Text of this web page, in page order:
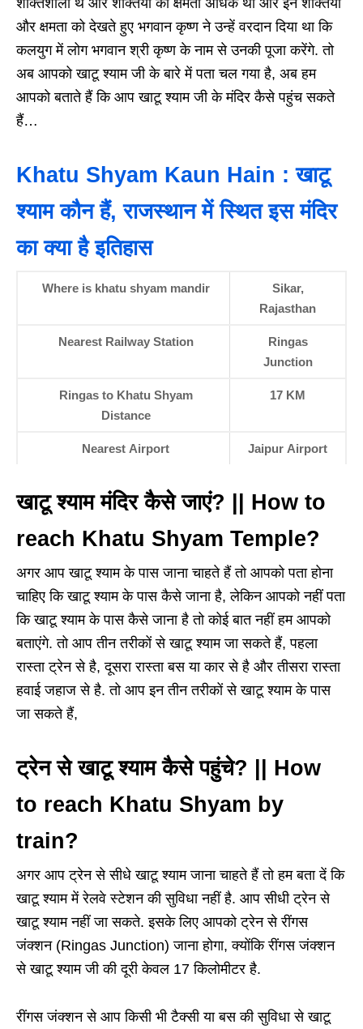
और क्षमता को देखते हुए भगवान कृष्ण ने उन्हें वरदान दिया था कि
कलयुग में लोग भगवान श्री कृष्ण के नाम से उनकी पूजा करेंगे. तो
अब आपको खाटू श्याम जी के बारे में पता चल गया है, अब हम
आपको बताते हैं कि आप खाटू श्याम जी के मंदिर कैसे पहुंच सकते
हैं…
Khatu Shyam Kaun Hain : खाटू
श्याम कौन हैं, राजस्थान में स्थित इस मंदिर
का क्या है इतिहास
Where is khatu shyam mandir
Sikar,
Rajasthan
Nearest Railway Station
Ringas
Junction
Ringas to Khatu Shyam
Distance
17 KM
Nearest Airport Jaipur Airport
खाटू श्याम मंदिर कैसे जाएं? || How to
reach Khatu Shyam Temple?
अगर आप खाटू श्याम के पास जाना चाहते हैं तो आपको पता होना
चाहिए कि खाटू श्याम के पास कैसे जाना है, लेकिन आपको नहीं पता
कि खाटू श्याम के पास कैसे जाना है तो कोई बात नहीं हम आपको
बताएंगे. तो आप तीन तरीकों से खाटू श्याम जा सकते हैं, पहला
रास्ता ट्रेन से है, दूसरा रास्ता बस या कार से है और तीसरा रास्ता
हवाई जहाज से है. तो आप इन तीन तरीकों से खाटू श्याम के पास
जा सकते हैं,
ट्रेन से खाटू श्याम कैसे पहुंचे? || How
to reach Khatu Shyam by
train?
अगर आप ट्रेन से सीधे खाटू श्याम जाना चाहते हैं तो हम बता दें कि
खाटू श्याम में रेलवे स्टेशन की सुविधा नहीं है. आप सीधी ट्रेन से
खाटू श्याम नहीं जा सकते. इसके लिए आपको ट्रेन से रींगस
जंक्शन (Ringas Junction) जाना होगा, क्योंकि रींगस जंक्शन
से खाटू श्याम जी की दूरी केवल 17 किलोमीटर है.
रींगस जंक्शन से आप किसी भी टैक्सी या बस की सुविधा से खाटू